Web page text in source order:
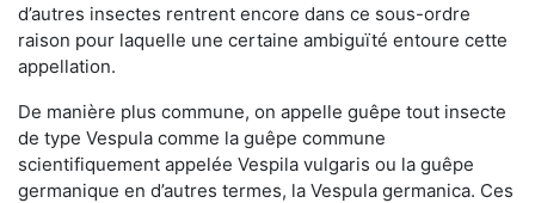
d’autres insectes rentrent encore dans ce sous-ordre
raison pour laquelle une certaine ambiguïté entoure cette
appellation.
De manière plus commune, on appelle guêpe tout insecte
de type Vespula comme la guêpe commune
scientifiquement appelée Vespila vulgaris ou la guêpe
germanique en d’autres termes, la Vespula germanica. Ces